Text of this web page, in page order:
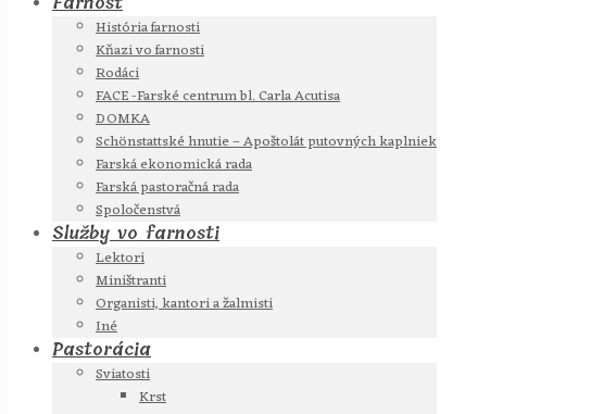
História farnosti
Kňazi vo farnosti
Rodáci
FACE -Farské centrum bl. Carla Acutisa
DOMKA
Schönstattské hnutie – Apoštolát putovných kaplniek
Farská ekonomická rada
Farská pastoračná rada
Spoločenstvá
Služby vo farnosti
Lektori
Miništranti
Organisti, kantori a žalmisti
Iné
Pastorácia
Sviatosti
Krst